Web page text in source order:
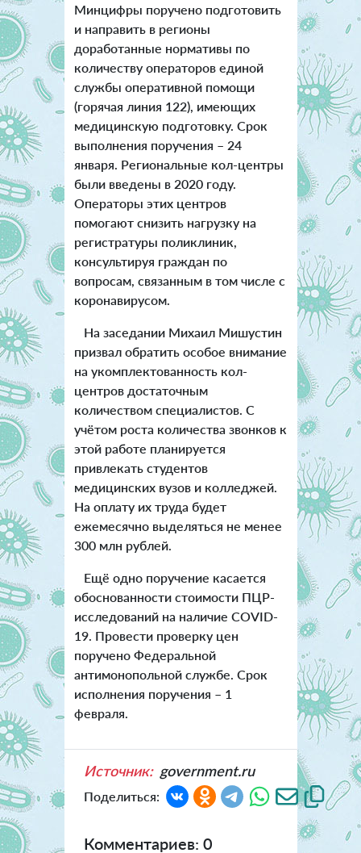
Минцифры поручено подготовить
и направить в регионы
доработанные нормативы по
количеству операторов единой
службы оперативной помощи
(горячая линия 122), имеющих
медицинскую подготовку. Срок
выполнения поручения – 24
января. Региональные кол-центры
были введены в 2020 году.
Операторы этих центров
помогают снизить нагрузку на
регистратуры поликлиник,
консультируя граждан по
вопросам, связанным в том числе с
коронавирусом.
На заседании Михаил Мишустин
призвал обратить особое внимание
на укомплектованность кол-
центров достаточным
количеством специалистов. С
учётом роста количества звонков к
этой работе планируется
привлекать студентов
медицинских вузов и колледжей.
На оплату их труда будет
ежемесячно выделяться не менее
300 млн рублей.
Ещё одно поручение касается
обоснованности стоимости ПЦР-
исследований на наличие COVID-
19. Провести проверку цен
поручено Федеральной
антимонопольной службе. Срок
исполнения поручения – 1
февраля.
Источник: government.ru
Поделиться:
Комментариев: 0